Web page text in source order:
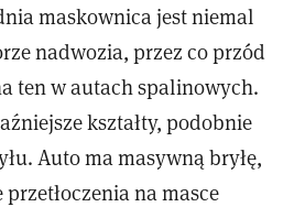
maskownica jest niemal
nadwozia, przez co przód
ten w autach spalinowych.
kształty, podobnie
Auto ma masywną bryłę,
na masce